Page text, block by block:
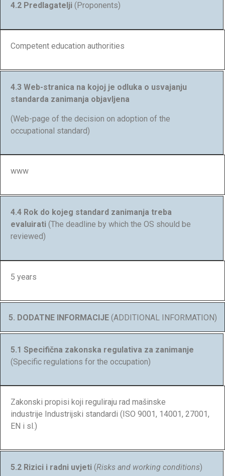
4.2 Predlagatelji (Proponents)
Competent education authorities
4.3 Web-stranica na kojoj je odluka o usvajanju
standarda zanimanja objavljena
(Web-page of the decision on adoption of the
occupational standard)
www
4.4 Rok do kojeg standard zanimanja treba
evaluirati (The deadline by which the OS should be
reviewed)
5 years
5. DODATNE INFORMACIJE (ADDITIONAL INFORMATION)
5.1 Specifična zakonska regulativa za zanimanje
(Specific regulations for the occupation)
Zakonski propisi koji reguliraju rad mašinske
industrije Industrijski standardi (ISO 9001, 14001, 27001,
EN i sl.)
5.2 Rizici i radni uvjeti (Risks and working conditions)